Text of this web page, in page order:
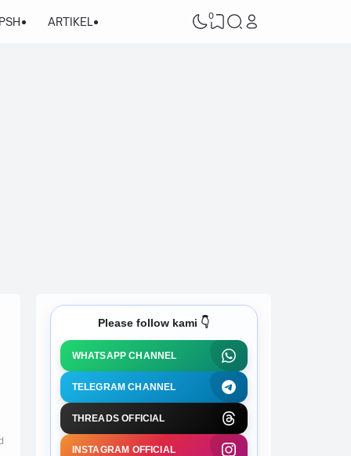
ARTIKEL 0
Please follow kami 👇
WHATSAPP CHANNEL
TELEGRAM CHANNEL
THREADS OFFICIAL
INSTAGRAM OFFICIAL